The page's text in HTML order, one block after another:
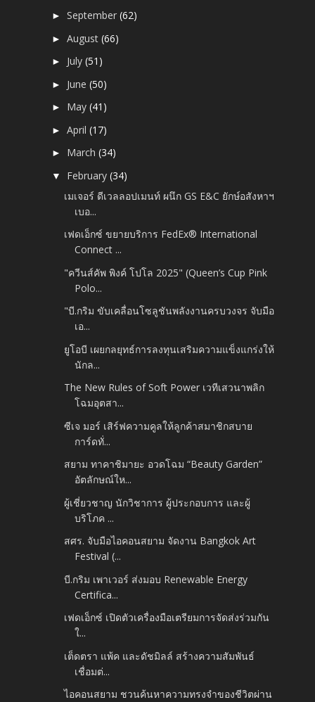
►September(62)
►August(66)
► July(51)
► June(50)
► May(41)
►April(17)
► March(34)
▼ February(34)
เมเจอร์ ดีเวลลอปเมนท์ ผนึก GS E&C ยักษ์อสังหาฯ
เบอ...
เฟดเอ็กซ์ ขยายบริการ FedEx® International
Connect ...
"ควีนส์คัพ พิงค์ โปโล 2025" (Queen’s Cup Pink
Polo...
"บี.กริม ขับเคลื่อนโซลูชันพลังงานครบวงจร จับมือ
เอ...
ยูโอบี เผยกลยุทธ์การลงทุนเสริมความแข็งแกร่งให้
นักล...
The New Rules of Soft Power เวทีเสวนาพลิก
โฉมอุตสา...
ซีเจ มอร์ เสิร์ฟความคูลให้ลูกค้าสมาชิกสบาย
การ์ดทั่...
สยาม ทาคาชิมายะ อวดโฉม “Beauty Garden”
อัตลักษณ์ให...
ผู้เชี่ยวชาญ นักวิชาการ ผู้ประกอบการ และผู้
บริโภค ...
สศร. จับมือไอคอนสยาม จัดงาน Bangkok Art
Festival (...
บี.กริม เพาเวอร์ ส่งมอบ Renewable Energy
Certifica...
เฟดเอ็กซ์ เปิดตัวเครื่องมือเตรียมการจัดส่งร่วมกัน
ใ...
เต็ดตรา แพ้ค และดัชมิลล์ สร้างความสัมพันธ์
เชื่อมต่...
ไอคอนสยาม ชวนค้นหาความทรงจำของชีวิตผ่าน